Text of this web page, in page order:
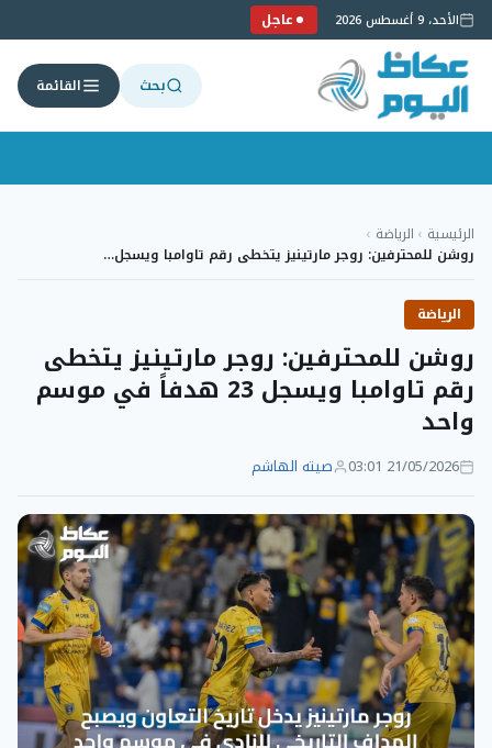
الأحد، 9 أغسطس 2026 عاجل
بحث القائمة
إلى
المحتوى
الرئيسية › الرياضة ›
روشن للمحترفين: روجر مارتينيز يتخطى رقم تاوامبا ويسجل…
الرياضة
روشن للمحترفين: روجر مارتينيز يتخطى
رقم تاوامبا ويسجل 23 هدفاً في موسم
واحد
21/05/2026 03:01 صيته الهاشم